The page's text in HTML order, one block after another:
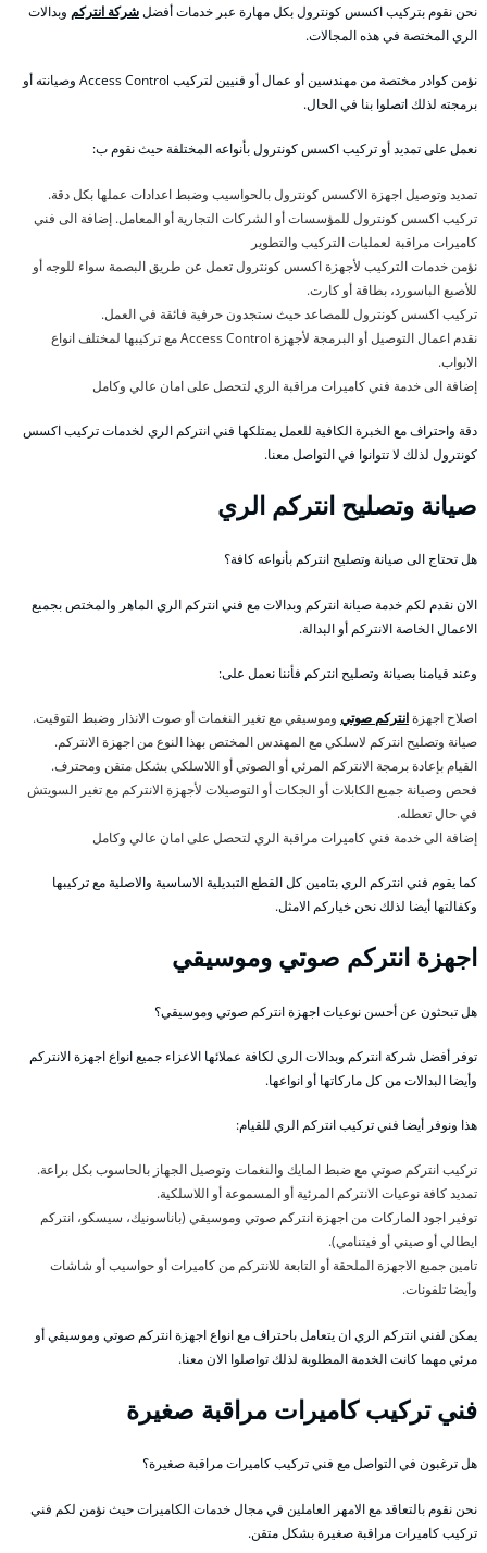
نحن نقوم بتركيب اكسس كونترول بكل مهارة عبر خدمات أفضلشركة انتركم وبدالات
الري المختصة في هذه المجالات.
نؤمن كوادر مختصة من مهندسين أو عمال أو فنيين لتركيب Access Control وصيانته أو
برمجته لذلك اتصلوا بنا في الحال.
نعمل على تمديد أو تركيب اكسس كونترول بأنواعه المختلفة حيث نقوم ب:
تمديد وتوصيل اجهزة الاكسس كونترول بالحواسيب وضبط اعدادات عملها بكل دقة.
تركيب اكسس كونترول للمؤسسات أو الشركات التجارية أو المعامل. إضافة الى فني
كاميرات مراقبة لعمليات التركيب والتطوير
نؤمن خدمات التركيب لأجهزة اكسس كونترول تعمل عن طريق البصمة سواء للوجه أو
للأصبع الباسورد، بطاقة أو كارت.
تركيب اكسس كونترول للمصاعد حيث ستجدون حرفية فائقة في العمل.
نقدم اعمال التوصيل أو البرمجة لأجهزة Access Control مع تركيبها لمختلف انواع
الابواب.
إضافة الى خدمة فني كاميرات مراقبة الري لتحصل على امان عالي وكامل
دقة واحتراف مع الخبرة الكافية للعمل يمتلكها فني انتركم الري لخدمات تركيب اكسس
كونترول لذلك لا تتوانوا في التواصل معنا.
صيانة وتصليح انتركم الري
هل تحتاج الى صيانة وتصليح انتركم بأنواعه كافة؟
الان نقدم لكم خدمة صيانة انتركم وبدالات مع فني انتركم الري الماهر والمختص بجميع
الاعمال الخاصة الانتركم أو البدالة.
وعند قيامنا بصيانة وتصليح انتركم فأننا نعمل على:
اصلاح اجهزةانتركم صوتي وموسيقي مع تغير النغمات أو صوت الانذار وضبط التوقيت.
صيانة وتصليح انتركم لاسلكي مع المهندس المختص بهذا النوع من اجهزة الانتركم.
القيام بإعادة برمجة الانتركم المرئي أو الصوتي أو اللاسلكي بشكل متقن ومحترف.
فحص وصيانة جميع الكابلات أو الجكات أو التوصيلات لأجهزة الانتركم مع تغير السويتش
في حال تعطله.
إضافة الى خدمة فني كاميرات مراقبة الري لتحصل على امان عالي وكامل
كما يقوم فني انتركم الري بتامين كل القطع التبديلية الاساسية والاصلية مع تركيبها
وكفالتها أيضا لذلك نحن خياركم الامثل.
اجهزة انتركم صوتي وموسيقي
هل تبحثون عن أحسن نوعيات اجهزة انتركم صوتي وموسيقي؟
توفر أفضل شركة انتركم وبدالات الري لكافة عملائها الاعزاء جميع انواع اجهزة الانتركم
وأيضا البدالات من كل ماركاتها أو انواعها.
هذا ونوفر أيضا فني تركيب انتركم الري للقيام:
تركيب انتركم صوتي مع ضبط المايك والنغمات وتوصيل الجهاز بالحاسوب بكل براعة.
تمديد كافة نوعيات الانتركم المرئية أو المسموعة أو اللاسلكية.
توفير اجود الماركات من اجهزة انتركم صوتي وموسيقي (باناسونيك، سيسكو، انتركم
ايطالي أو صيني أو فيتنامي).
تامين جميع الاجهزة الملحقة أو التابعة للانتركم من كاميرات أو حواسيب أو شاشات
وأيضا تلفونات.
يمكن لفني انتركم الري ان يتعامل باحتراف مع انواع اجهزة انتركم صوتي وموسيقي أو
مرئي مهما كانت الخدمة المطلوبة لذلك تواصلوا الان معنا.
فني تركيب كاميرات مراقبة صغيرة
هل ترغبون في التواصل مع فني تركيب كاميرات مراقبة صغيرة؟
نحن نقوم بالتعاقد مع الامهر العاملين في مجال خدمات الكاميرات حيث نؤمن لكم فني
تركيب كاميرات مراقبة صغيرة بشكل متقن.